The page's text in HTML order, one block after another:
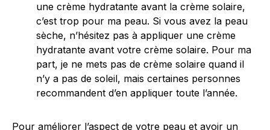
une crème hydratante avant la crème solaire,
c’est trop pour ma peau. Si vous avez la peau
sèche, n’hésitez pas à appliquer une crème
hydratante avant votre crème solaire. Pour ma
part, je ne mets pas de crème solaire quand il
n’y a pas de soleil, mais certaines personnes
recommandent d’en appliquer toute l’année.
Pour améliorer l’aspect de votre peau et avoir un